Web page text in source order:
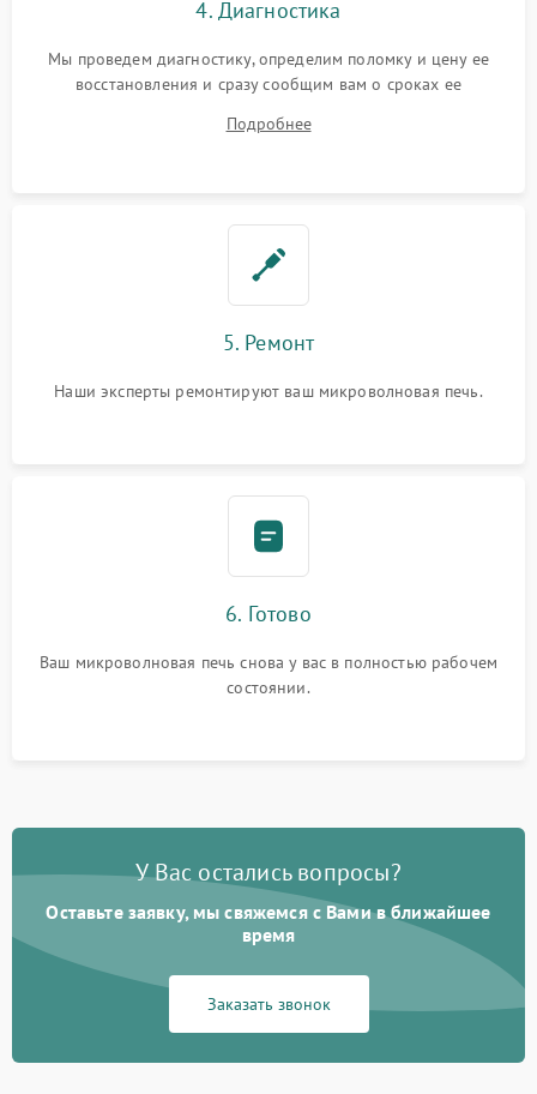
4. Диагностика
Мы проведем диагностику, определим поломку и цену ее
восстановления и сразу сообщим вам о сроках ее
Подробнее
5. Ремонт
Наши эксперты ремонтируют ваш микроволновая печь.
6. Готово
Ваш микроволновая печь снова у вас в полностью рабочем
состоянии.
У Вас остались вопросы?
Оставьте заявку, мы свяжемся с Вами в ближайшее
время
Заказать звонок